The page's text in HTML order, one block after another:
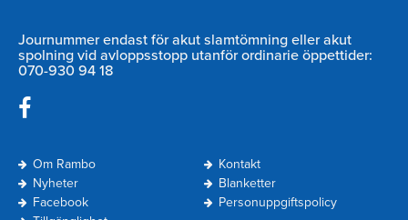
Journummer endast för akut slamtömning eller akut
spolning vid avloppsstopp utanför ordinarie öppettider:
070-930 94 18
Navigering
Sidfot
Om Rambo
Kontakt
Nyheter
Blanketter
Facebook
Personuppgiftspolicy